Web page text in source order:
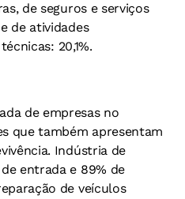
de seguros e serviços
de atividades
20,1%.
de empresas no
que também apresentam
Indústria de
entrada e 89% de
de veículos